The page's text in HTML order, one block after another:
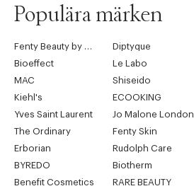
Populära märken
Diptyque
Bioeffect
Le Labo
MAC
Shiseido
Kiehl's
ECOOKING
Yves Saint Laurent
Jo Malone London
The Ordinary
Fenty Skin
Erborian
Rudolph Care
BYREDO
Biotherm
Benefit Cosmetics
RARE BEAUTY